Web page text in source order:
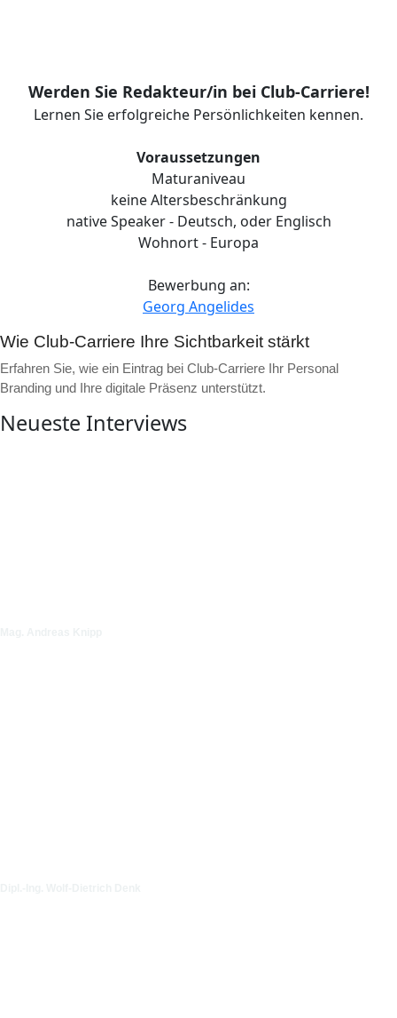
Werden Sie Redakteur/in bei Club-Carriere!
Lernen Sie erfolgreiche Persönlichkeiten kennen.
Voraussetzungen
Maturaniveau
keine Altersbeschränkung
native Speaker - Deutsch, oder Englisch
Wohnort - Europa
Bewerbung an:
Georg Angelides
Wie Club-Carriere Ihre Sichtbarkeit stärkt
Erfahren Sie, wie ein Eintrag bei Club-Carriere Ihr Personal
Branding und Ihre digitale Präsenz unterstützt.
▶
Neueste Interviews